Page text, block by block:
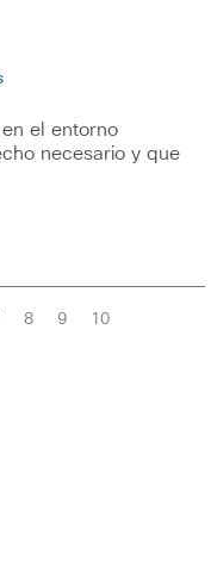
el entorno
necesario y que
8 9 10